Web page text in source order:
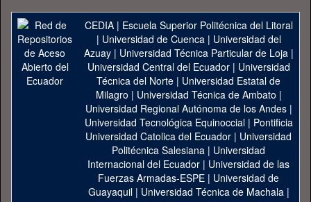
CEDIA| Escuela Superior Politécnica del Litoral
| Universidad de Cuenca| Universidad del
Azuay| Universidad Técnica Particular de Loja|
Universidad Central del Ecuador| Universidad
Técnica del Norte | Universidad Estatal de
Milagro | Universidad Técnica de Ambato |
Universidad Regional Autónoma de los Andes|
Universidad Tecnológica Equinoccial| Pontificia
Universidad Catolica del Ecuador | Universidad
Politécnica Salesiana | Universidad
Internacional del Ecuador | Universidad de las
Fuerzas Armadas-ESPE | Universidad de
Guayaquil| Universidad Técnica de Machala|